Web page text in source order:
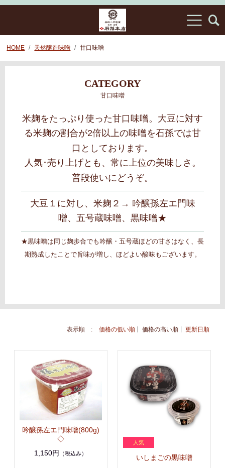
HOME 天然醸造味噌 甘口味噌
CATEGORY
甘口味噌
米麹をたっぷり使った甘口味噌。大豆に対す
る米麹の割合が2倍以上の味噌を石孫では甘
口としております。
人気･売り上げとも、常に上位の美味しさ。
普段使いにどうぞ。
大豆１に対し、米麹２→ 吟醸孫左エ門味
噌、五号蔵味噌、黒味噌★
★黒味噌は同じ麹歩合でも吟醸・五号蔵ほどの甘さはなく 、長
期熟成したことで旨味が増し、ほどよい酸味もございます。
表示順 : 価格の低い順 価格の高い順 更新日順
吟醸孫左エ門味噌(800g)
◇
1,150円
（税込み）
いしまごの黒味噌